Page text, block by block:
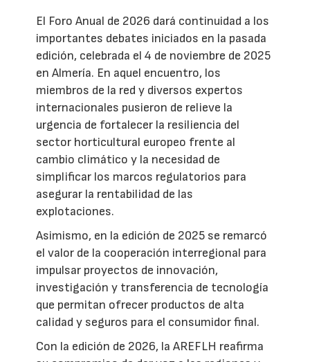
El Foro Anual de 2026 dará continuidad a los
importantes debates iniciados en la pasada
edición, celebrada el 4 de noviembre de 2025
en Almería. En aquel encuentro, los
miembros de la red y diversos expertos
internacionales pusieron de relieve la
urgencia de fortalecer la resiliencia del
sector horticultural europeo frente al
cambio climático y la necesidad de
simplificar los marcos regulatorios para
asegurar la rentabilidad de las
explotaciones.
Asimismo, en la edición de 2025 se remarcó
el valor de la cooperación interregional para
impulsar proyectos de innovación,
investigación y transferencia de tecnología
que permitan ofrecer productos de alta
calidad y seguros para el consumidor final.
Con la edición de 2026, la AREFLH reafirma